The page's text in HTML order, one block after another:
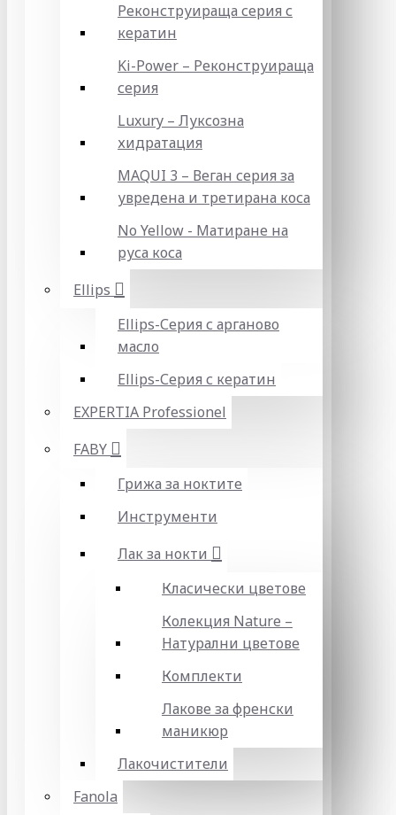
Реконструираща серия с
кератин
Ki-Power – Реконструираща
серия
Luxury – Луксозна
хидратация
MAQUI 3 – Веган серия за
увредена и третирана коса
No Yellow - Матиране на
руса коса
Ellips
Ellips-Серия с арганово
масло
Ellips-Серия с кератин
EXPERTIA Professionel
FABY
Грижа за ноктите
Инструменти
Лак за нокти
Класически цветове
Колекция Nature –
Натурални цветове
Комплекти
Лакове за френски
маникюр
Лакочистители
Fanola